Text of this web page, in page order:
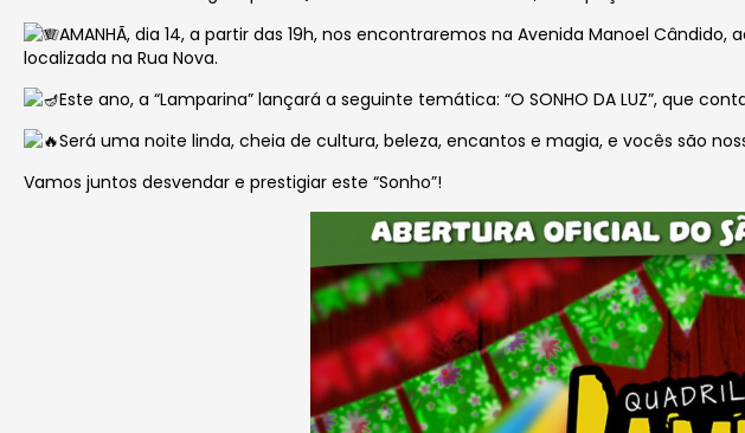
AMANHÃ, dia 14, a partir das 19h, nos encontraremos na Avenida Manoel
localizada na Rua Nova.
Este ano, a “Lamparina” lançará a seguinte temática: “O SONHO DA LUZ”, que
Será uma noite linda, cheia de cultura, beleza, encantos e magia, e vocês são
Vamos juntos desvendar e prestigiar este “Sonho”!